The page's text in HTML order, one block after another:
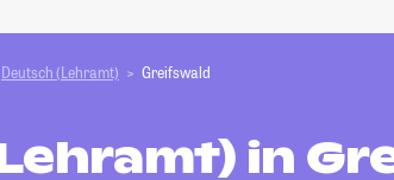
Deutsch (Lehramt) Greifswald
in